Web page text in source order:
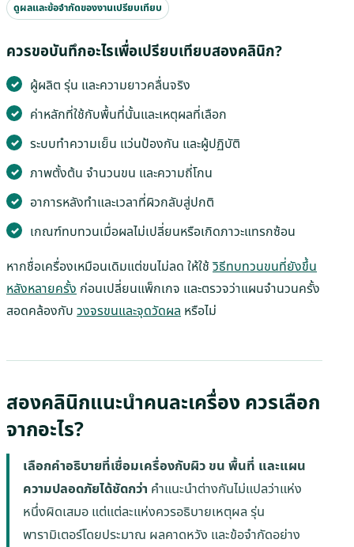
ดูผลและข้อจำกัดของงานเปรียบเทียบ
ควรขอบันทึกอะไรเพื่อเปรียบเทียบสองคลินิก?
ผู้ผลิต รุ่น และความยาวคลื่นจริง
ค่าหลักที่ใช้กับพื้นที่นั้นและเหตุผลที่เลือก
ระบบทำความเย็น แว่นป้องกัน และผู้ปฏิบัติ
ภาพตั้งต้น จำนวนขน และความถี่โกน
อาการหลังทำและเวลาที่ผิวกลับสู่ปกติ
เกณฑ์ทบทวนเมื่อผลไม่เปลี่ยนหรือเกิดภาวะแทรกซ้อน
หากชื่อเครื่องเหมือนเดิมแต่ขนไม่ลด ให้ใช้วิธีทบทวนขนที่ยังขึ้น
หลังหลายครั้ง ก่อนเปลี่ยนแพ็กเกจ และตรวจว่าแผนจำนวนครั้ง
สอดคล้องกับ วงจรขนและจุดวัดผล หรือไม่
สองคลินิกแนะนำคนละเครื่อง ควรเลือก
จากอะไร?
เลือกคำอธิบายที่เชื่อมเครื่องกับผิว ขน พื้นที่ และแผน
ความปลอดภัยได้ชัดกว่า คำแนะนำต่างกันไม่แปลว่าแห่ง
หนึ่งผิดเสมอ แต่แต่ละแห่งควรอธิบายเหตุผล รุ่น
พารามิเตอร์โดยประมาณ ผลคาดหวัง และข้อจำกัดอย่าง